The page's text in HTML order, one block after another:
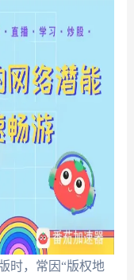
时，常因“版权地